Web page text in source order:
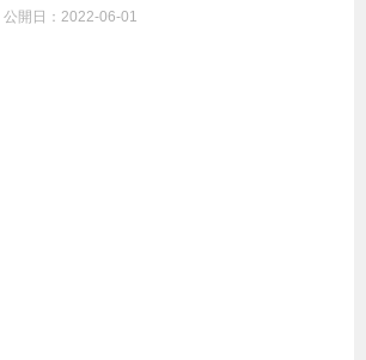
公開日： 2022-06-01